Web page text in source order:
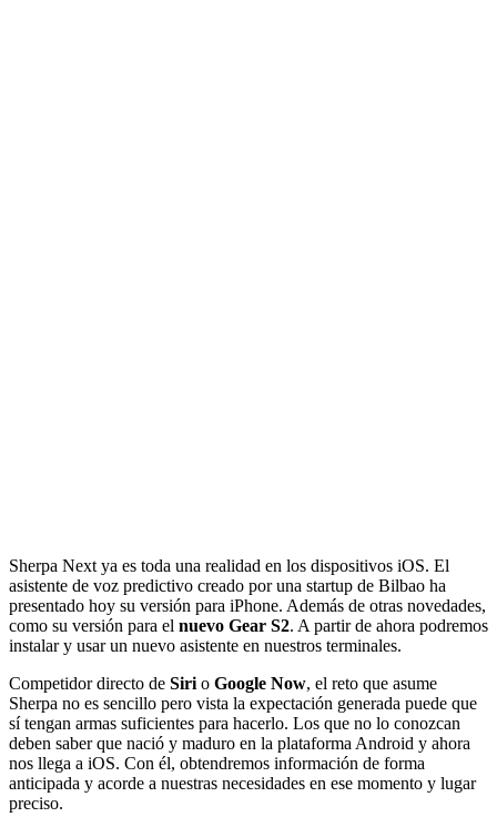
Sherpa Next ya es toda una realidad en los dispositivos iOS. El
asistente de voz predictivo creado por una startup de Bilbao ha
presentado hoy su versión para iPhone. Además de otras novedades,
como su versión para el nuevo Gear S2. A partir de ahora podremos
instalar y usar un nuevo asistente en nuestros terminales.
Competidor directo de Siri o Google Now, el reto que asume
Sherpa no es sencillo pero vista la expectación generada puede que
sí tengan armas suficientes para hacerlo. Los que no lo conozcan
deben saber que nació y maduro en la plataforma Android y ahora
nos llega a iOS. Con él, obtendremos información de forma
anticipada y acorde a nuestras necesidades en ese momento y lugar
preciso.